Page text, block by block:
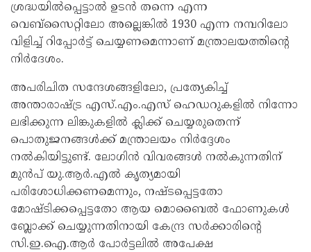
ശ്രദ്ധയിൽപ്പെട്ടാൽ ഉടൻ തന്നെ എന്ന
വെബ്‌സൈറ്റിലോ അല്ലെങ്കിൽ 1930 എന്ന നമ്പറിലോ
വിളിച്ച് റിപ്പോർട്ട് ചെയ്യണമെന്നാണ് മന്ത്രാലയത്തിന്‍റെ
നിർദേശം.
അപരിചിത സന്ദേശങ്ങളിലോ, പ്രത്യേകിച്ച്
അന്താരാഷ്ട്ര എസ്.എം.എസ് ഹെഡറുകളിൽ നിന്നോ
ലഭിക്കുന്ന ലിങ്കുകളിൽ ക്ലിക്ക് ചെയ്യരുതെന്ന്
പൊതുജനങ്ങൾക്ക് മന്ത്രാലയം നിർദ്ദേശം
നൽകിയിട്ടുണ്ട്. ലോഗിൻ വിവരങ്ങൾ നൽകുന്നതിന്
മുൻപ് യു.ആർ.എൽ കൃത്യമായി
പരിശോധിക്കണമെന്നും, നഷ്ടപ്പെട്ടതോ
മോഷ്ടിക്കപ്പെട്ടതോ ആയ മൊബൈൽ ഫോണുകൾ
ബ്ലോക്ക് ചെയ്യുന്നതിനായി കേന്ദ്ര സർക്കാരിന്റെ
സി.ഇ.ഐ.ആർ പോർട്ടലിൽ അപേക്ഷ